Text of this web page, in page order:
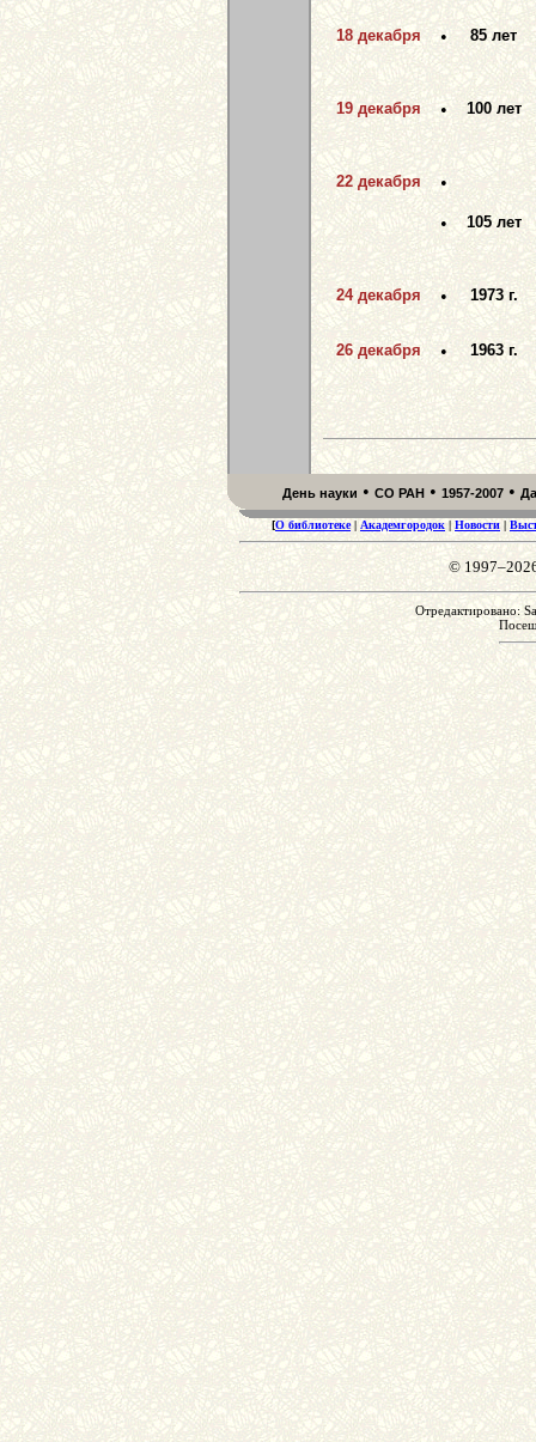
18 декабря • 85 лет
19 декабря • 100 лет
22 декабря
•
•
105 лет
24 декабря • 1973 г.
26 декабря • 1963 г.
День науки • СО РАН • 1957-2007 •
[О библиотеке| Академгородок| Новости |
©
Отредактировано: